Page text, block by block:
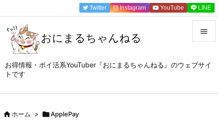
おにまるちゃんねる
お得情報・ポイ活系YouTuber『おにまるちゃんねる』のウェブサイ
トです

メニュ
Twitter Instagram YouTube LINE
ホーム > ApplePay